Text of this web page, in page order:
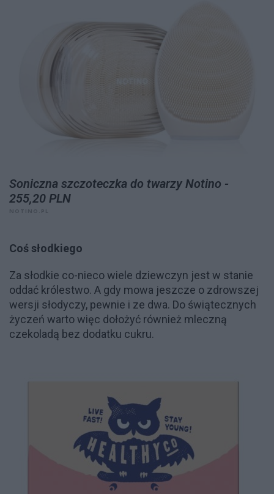
Soniczna szczoteczka do twarzy Notino -
255,20 PLN
Coś słodkiego
Za słodkie co-nieco wiele dziewczyn jest w stanie
oddać królestwo. A gdy mowa jeszcze o zdrowszej
wersji słodyczy, pewnie i ze dwa. Do świątecznych
życzeń warto więc dołożyć również mleczną
czekoladą bez dodatku cukru.